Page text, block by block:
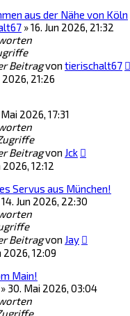
aus der Nähe von Köln
»16. Jun 2026, 21:32
Beitragvon tierischalt67
2026, 21:26
2026, 17:31
Beitragvon Jck
2026, 12:12
Servus aus München!
14. Jun 2026, 22:30
Beitragvon Jay
2026, 12:09
Main!
» 30. Mai 2026, 03:04